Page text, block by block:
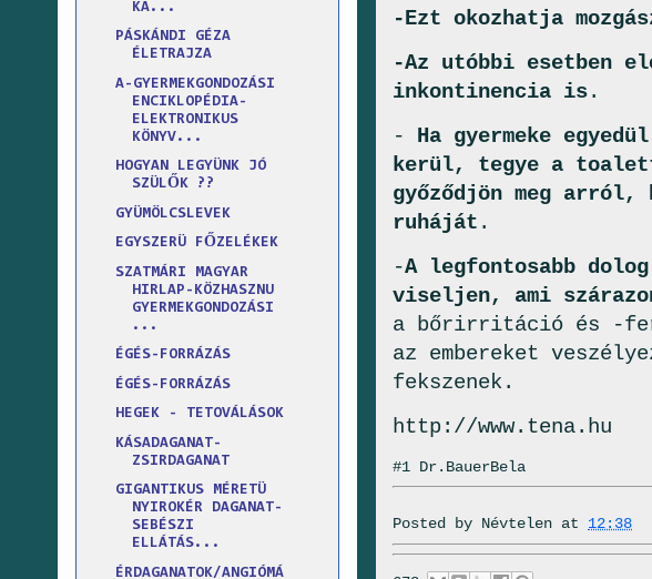
-Ezt okozhatja
-Az utóbbi esetben
inkontinencia is.
- Ha gyermeke
kerül, tegye a
győződjön meg arról,
ruháját .
-A legfontosabb
viseljen, ami
a bőrirritáció és -
az embereket
fekszenek.
http://www.tena.hu
#1 Dr.BauerBela
Posted by Névtelen at 12:38
KA...
PÁSKÁNDI GÉZA
ÉLETRAJZA
A-GYERMEKGONDOZÁSI
ENCIKLOPÉDIA-
ELEKTRONIKUS
KÖNYV...
HOGYAN LEGYÜNK JÓ
SZÜLŐK ??
GYÜMÖLCSLEVEK
EGYSZERÜ FŐZELÉKEK
SZATMÁRI MAGYAR
HIRLAP-KÖZHASZNU
GYERMEKGONDOZÁSI
...
ÉGÉS-FORRÁZÁS
ÉGÉS-FORRÁZÁS
HEGEK - TETOVÁLÁSOK
KÁSADAGANAT-
ZSIRDAGANAT
GIGANTIKUS MÉRETÜ
NYIROKÉR DAGANAT-
SEBÉSZI
ELLÁTÁS...
ÉRDAGANATOK/ANGIÓMÁ